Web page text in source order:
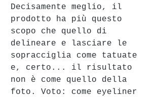
Decisamente meglio, il
prodotto ha più questo
scopo che quello di
delineare e lasciare le
sopracciglia come tatuate
e, certo... il risultato
non è come quello della
foto. Voto: come eyeliner